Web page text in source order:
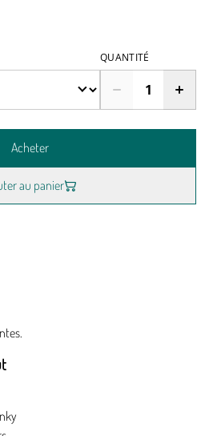
QUANTITÉ
Acheter
au panier